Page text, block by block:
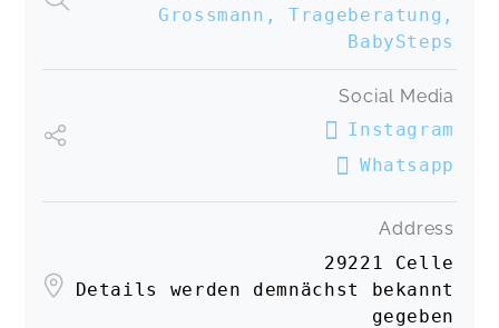
Grossmann, Trageberatung,
BabySteps
Social Media
Instagram
Whatsapp
Address
29221 Celle
Details werden demnächst bekannt
gegeben